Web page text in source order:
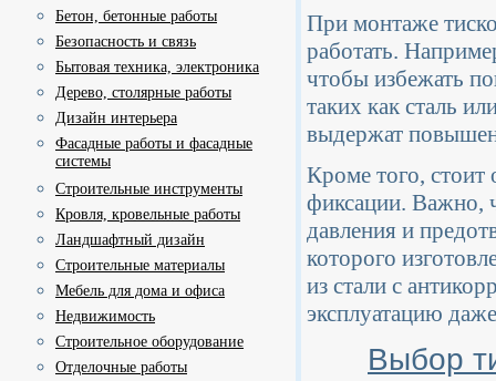
Бетон, бетонные работы
Безопасность и связь
Бытовая техника, электроника
Дерево, столярные работы
Дизайн интерьера
Фасадные работы и фасадные
системы
Строительные инструменты
Кровля, кровельные работы
Ландшафтный дизайн
Строительные материалы
Мебель для дома и офиса
Недвижимость
Строительное оборудование
Отделочные работы
При монтаже
работать.
чтобы избежать
таких как сталь
выдержат
Кроме того, стоит
фиксации. Важно,
давления и
которого
из стали с
эксплуатацию
Выбор